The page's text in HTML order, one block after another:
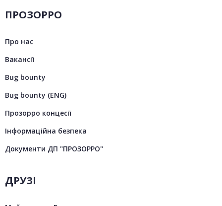
ПРОЗОРРО
Про нас
Вакансії
Bug bounty
Bug bounty (ENG)
Прозорро концесії
Інформаційна безпека
Документи ДП "ПРОЗОРРО"
ДРУЗІ